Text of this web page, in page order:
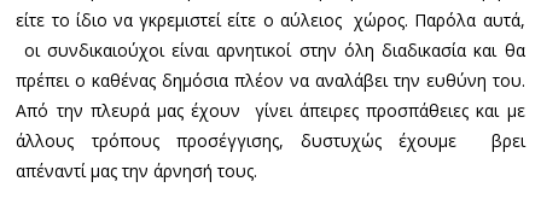
είτε το ίδιο να γκρεμιστεί είτε ο αύλειος χώρος. Παρόλα αυτά,
οι συνδικαιούχοι είναι αρνητικοί στην όλη διαδικασία και θα
πρέπει ο καθένας δημόσια πλέον να αναλάβει την ευθύνη του.
Από την πλευρά μας έχουν γίνει άπειρες προσπάθειες και με
άλλους τρόπους προσέγγισης, δυστυχώς έχουμε βρει
απέναντί μας την άρνησή τους.